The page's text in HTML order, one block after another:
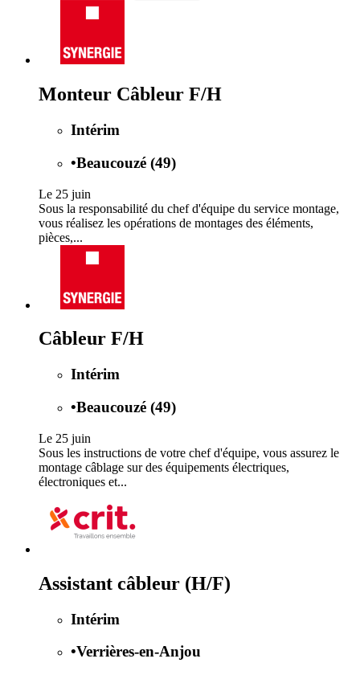
Monteur Câbleur F/H
Intérim
•Beaucouzé (49)
Le 25 juin
Sous la responsabilité du chef d'équipe du service montage,
vous réalisez les opérations de montages des éléments,
pièces,...
Câbleur F/H
Intérim
•Beaucouzé (49)
Le 25 juin
Sous les instructions de votre chef d'équipe, vous assurez le
montage câblage sur des équipements électriques,
électroniques et...
Assistant câbleur (H/F)
Intérim
•Verrières-en-Anjou